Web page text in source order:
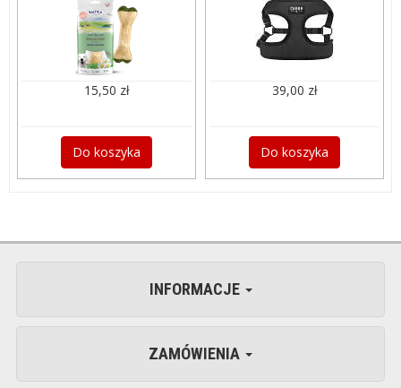
15,50 zł
Do koszyka
39,00 zł
Do koszyka
INFORMACJE
ZAMÓWIENIA